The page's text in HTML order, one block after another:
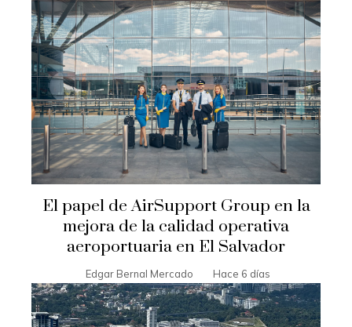
El papel de AirSupport Group en la
mejora de la calidad operativa
aeroportuaria en El Salvador
Edgar Bernal Mercado Hace 6 días